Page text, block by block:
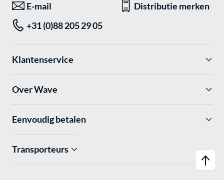
E-mail
Distributie merken
+31 (0)88 205 29 05
Klantenservice
Over Wave
Eenvoudig betalen
Transporteurs